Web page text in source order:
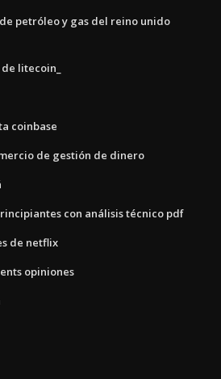
petróleo y gas del reino unido
litecoin_
coinbase
de gestión de dinero
con análisis técnico pdf
de netflix
opiniones